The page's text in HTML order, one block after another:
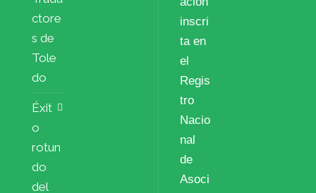
ctore
s de
Tole
do
Éxit
o
rotun
do
del
inscri
ta en
el
Regis
tro
Nacio
nal
de
Asoci